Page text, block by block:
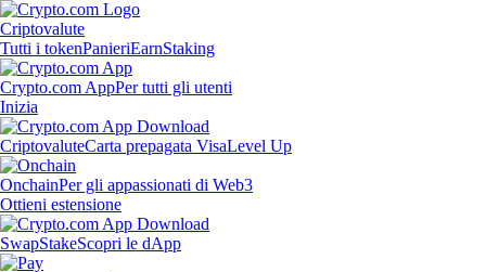
Criptovalute
Tutti i tokenPanieriEarnStaking
Crypto.com AppPer tutti gli utenti
Inizia
CriptovaluteCarta prepagata VisaLevel Up
OnchainPer gli appassionati di Web3
Ottieni estensione
SwapStakeScopri le dApp